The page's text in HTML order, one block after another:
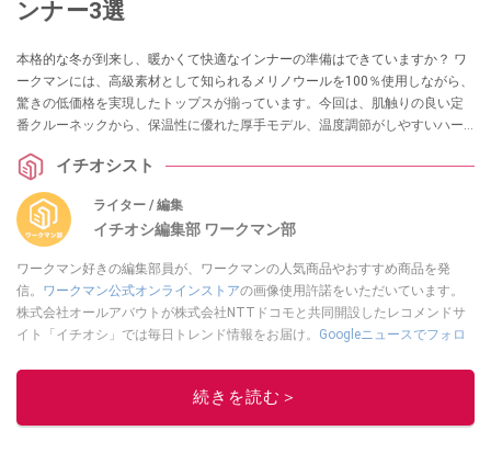
ンナー3選
本格的な冬が到来し、暖かくて快適なインナーの準備はできていますか？ ワ
ークマンには、高級素材として知られるメリノウールを100％使用しながら、
驚きの低価格を実現したトップスが揃っています。今回は、肌触りの良い定
番クルーネックから、保温性に優れた厚手モデル、温度調節がしやすいハー
イチオシスト
ライター / 編集
イチオシ編集部 ワークマン部
ワークマン好きの編集部員が、ワークマンの人気商品やおすすめ商品を発
信。 ワークマン公式オンラインストアの画像使用許諾をいただいています。
株式会社オールアバウトが株式会社NTTドコモと共同開設したレコメンドサ
イト「イチオシ」では毎日トレンド情報をお届け。 Googleニュースでフォロ
このイチオシストの他の記事を読む
続きを読む＞